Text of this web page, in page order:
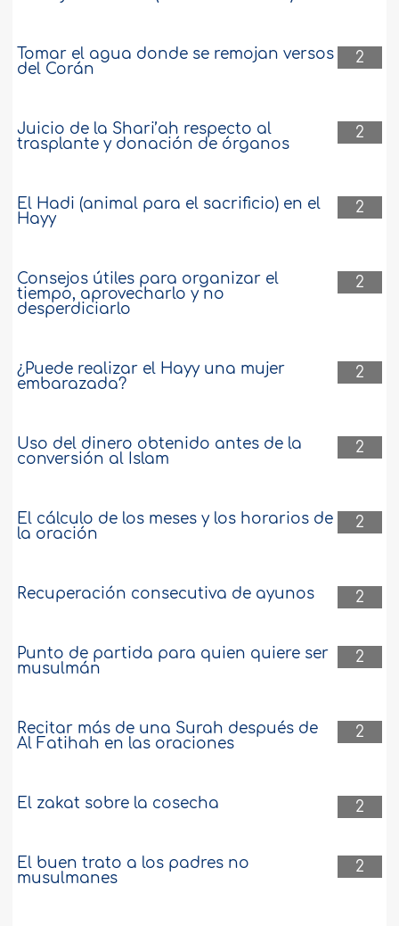
2
Tomar el agua donde se remojan versos
del Corán
2
Juicio de la Shari’ah respecto al
trasplante y donación de órganos
2
El Hadi (animal para el sacrificio) en el
Hayy
2
Consejos útiles para organizar el
tiempo, aprovecharlo y no
desperdiciarlo
2
¿Puede realizar el Hayy una mujer
embarazada?
2
Uso del dinero obtenido antes de la
conversión al Islam
2
El cálculo de los meses y los horarios de
la oración
2
Recuperación consecutiva de ayunos
2
Punto de partida para quien quiere ser
musulmán
2
Recitar más de una Surah después de
Al Fatihah en las oraciones
2
El zakat sobre la cosecha
2
El buen trato a los padres no
musulmanes